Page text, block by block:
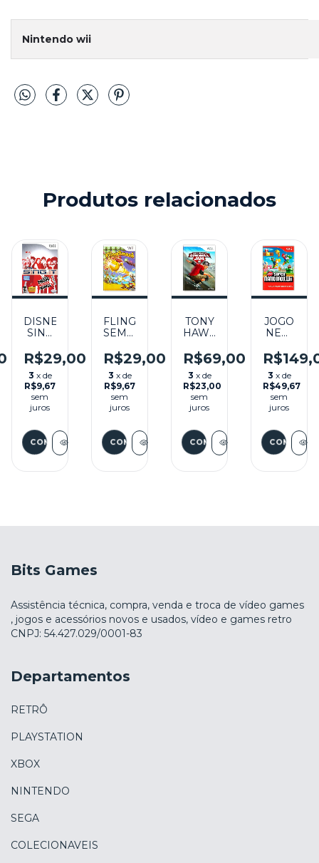
Nintendo wii
Produtos relacionados
DISNEY
SING
HIGH
SCHOOL
MUSICAL
3
(EUROPEU)
SEMINOVO
R$29,00
3 x de
R$9,67
sem
juros
FLINGSMASH
SEMINOVO
R$29,00
3 x de
R$9,67
sem
juros
TONY
HAWK'S:
JAM
SEMINOVO
– WII
R$69,00
3 x de
R$23,00
sem
juros
JOGO
NEW
MARIO
BROS
- WII
3 x de
R$49,67
sem
juros
Bits Games
Assistência técnica, compra, venda e troca de vídeo games
, jogos e acessórios novos e usados, vídeo e games retro
CNPJ: 54.427.029/0001-83
Departamentos
RETRÔ
PLAYSTATION
XBOX
NINTENDO
SEGA
COLECIONAVEIS